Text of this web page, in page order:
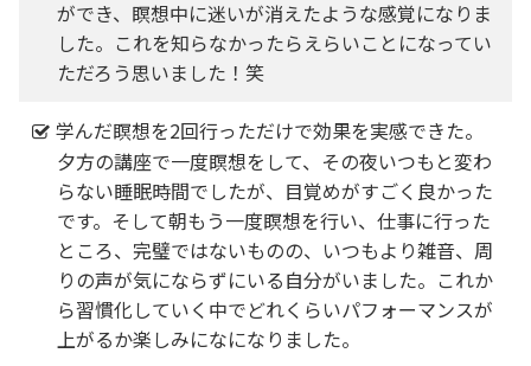
ができ、瞑想中に迷いが消えたような感覚になりま
した。これを知らなかったらえらいことになってい
ただろう思いました！笑
学んだ瞑想を2回行っただけで効果を実感できた。
夕方の講座で一度瞑想をして、その夜いつもと変わ
らない睡眠時間でしたが、目覚めがすごく良かった
です。そして朝もう一度瞑想を行い、仕事に行った
ところ、完璧ではないものの、いつもより雑音、周
りの声が気にならずにいる自分がいました。これか
ら習慣化していく中でどれくらいパフォーマンスが
上がるか楽しみになになりました。